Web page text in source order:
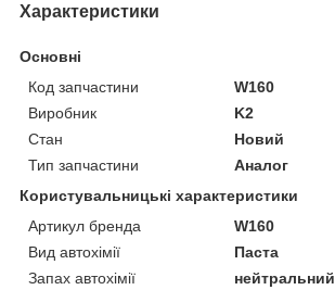
Характеристики
Основні
Код запчастини
W160
Виробник
K2
Стан
Новий
Тип запчастини
Аналог
Користувальницькі характеристики
Артикул бренда
W160
Вид автохімії
Паста
Запах автохімії
нейтральний